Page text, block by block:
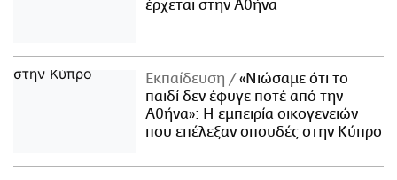
έρχεται στην Αθήνα
Εκπαίδευση
«Νιώσαμε ότι το
παιδί δεν έφυγε ποτέ από την
Αθήνα»: Η εμπειρία οικογενειών
που επέλεξαν σπουδές στην Κύπρο